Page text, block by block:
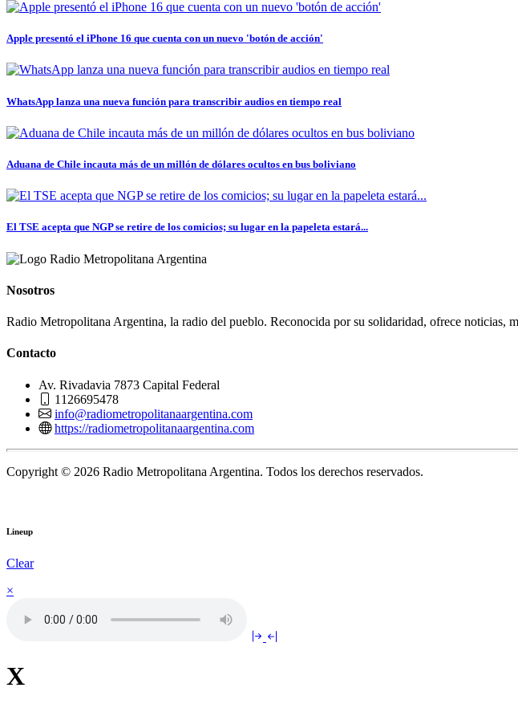
Apple presentó el iPhone 16 que cuenta con un nuevo 'botón de acción'
WhatsApp lanza una nueva función para transcribir audios en tiempo real
Aduana de Chile incauta más de un millón de dólares ocultos en bus boliviano
El TSE acepta que NGP se retire de los comicios; su lugar en la papeleta estará...
Nosotros
Radio Metropolitana Argentina, la radio del pueblo. Reconocida por su solidaridad, ofrece noticias,
Contacto
Av. Rivadavia 7873 Capital Federal
1126695478
info@radiometropolitanaargentina.com
https://radiometropolitanaargentina.com
Copyright © 2026 Radio Metropolitana Argentina. Todos los derechos reservados.
Lineup
Clear
×
X